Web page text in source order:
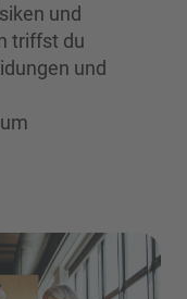
und
triffst du
und